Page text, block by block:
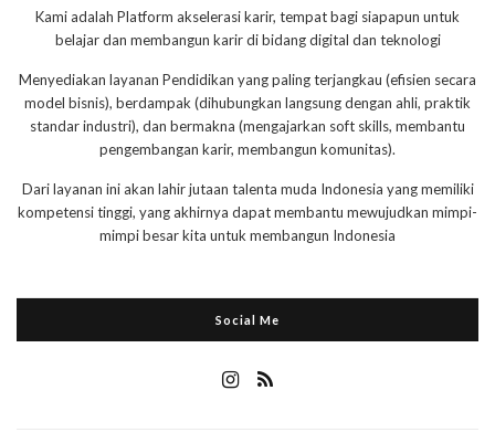
Kami adalah Platform akselerasi karir, tempat bagi siapapun untuk
belajar dan membangun karir di bidang digital dan teknologi
Menyediakan layanan Pendidikan yang paling terjangkau (efisien secara
model bisnis), berdampak (dihubungkan langsung dengan ahli, praktik
standar industri), dan bermakna (mengajarkan soft skills, membantu
pengembangan karir, membangun komunitas).
Dari layanan ini akan lahir jutaan talenta muda Indonesia yang memiliki
kompetensi tinggi, yang akhirnya dapat membantu mewujudkan mimpi-
mimpi besar kita untuk membangun Indonesia
Social Me